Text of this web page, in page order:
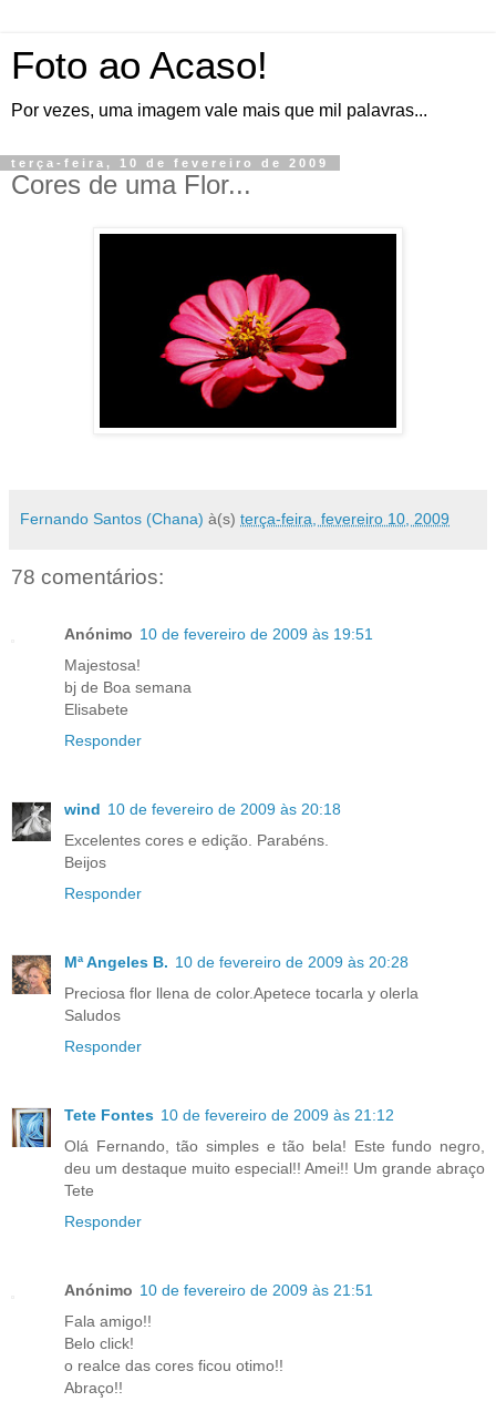
Foto ao Acaso!
Por vezes, uma imagem vale mais que mil palavras...
terça-feira, 10 de fevereiro de 2009
Cores de uma Flor...
Fernando Santos (Chana) à(s) terça-feira, fevereiro 10, 2009
78 comentários:
Anónimo 10 de fevereiro de 2009 às 19:51
Majestosa!
bj de Boa semana
Elisabete
Responder
wind 10 de fevereiro de 2009 às 20:18
Excelentes cores e edição. Parabéns.
Beijos
Responder
Mª Angeles B. 10 de fevereiro de 2009 às 20:28
Preciosa flor llena de color.Apetece tocarla y olerla
Saludos
Responder
Tete Fontes 10 de fevereiro de 2009 às 21:12
Olá Fernando, tão simples e tão bela! Este fundo negro,
deu um destaque muito especial!! Amei!! Um grande abraço
Tete
Responder
Anónimo 10 de fevereiro de 2009 às 21:51
Fala amigo!!
Belo click!
o realce das cores ficou otimo!!
Abraço!!